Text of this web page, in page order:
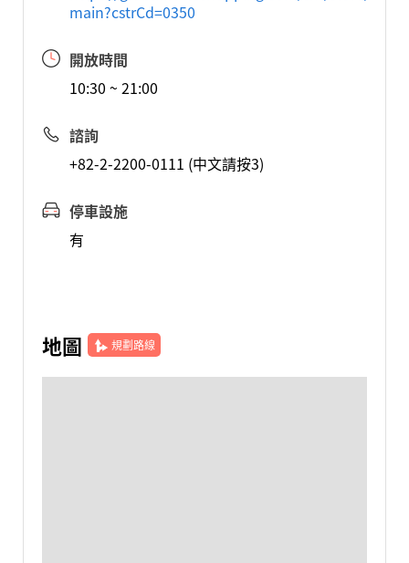
main?cstrCd=0350
開放時間
10:30 ~ 21:00
諮詢
+82-2-2200-0111 (中文請按3)
停車設施
有
地圖 規劃路線